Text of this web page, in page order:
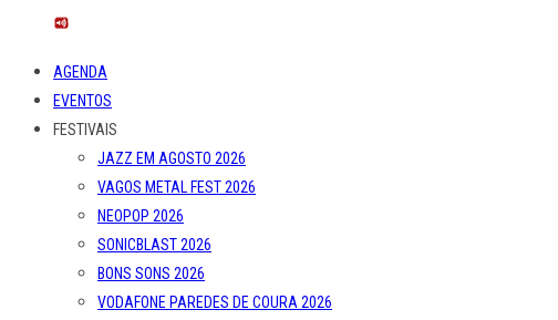
AGENDA
EVENTOS
FESTIVAIS
JAZZ EM AGOSTO 2026
VAGOS METAL FEST 2026
NEOPOP 2026
SONICBLAST 2026
BONS SONS 2026
VODAFONE PAREDES DE COURA 2026